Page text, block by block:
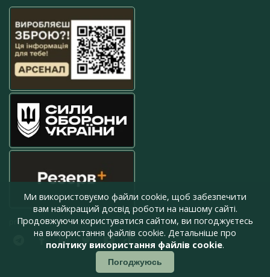
press@armyinform.com.ua
Ми використовуємо файли cookie, щоб забезпечити
вам найкращий досвід роботи на нашому сайті.
Продовжуючи користуватися сайтом, ви погоджуєтесь
на використання файлів cookie. Детальніше про
політику використання файлів cookie.
Погоджуюсь